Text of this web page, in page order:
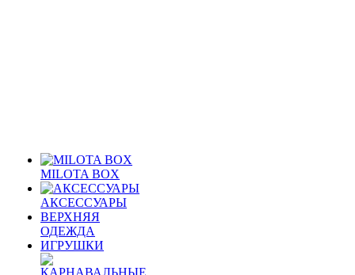
MILOTA BOX
АКСЕССУАРЫ
ВЕРХНЯЯ
ОДЕЖДА
ИГРУШКИ